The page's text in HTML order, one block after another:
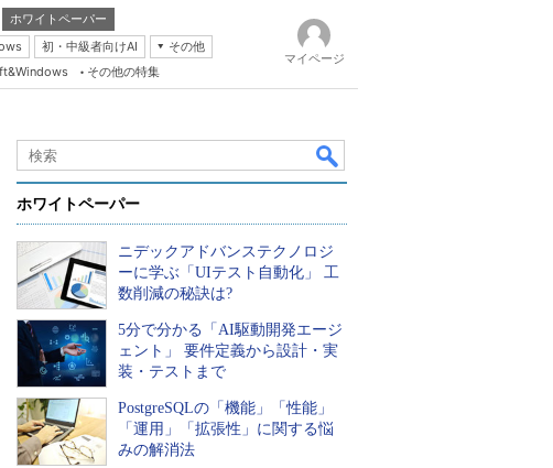
ホワイトペーパー
初・中級者向けAI
その他
Network
その他の特集
マイページ
ホワイトペーパー
ニデックアドバンステクノロジ
ーに学ぶ「UIテスト自動化」 工
数削減の秘訣は?
5分で分かる「AI駆動開発エージ
ェント」 要件定義から設計・実
装・テストまで
PostgreSQLの「機能」「性能」
「運用」「拡張性」に関する悩
みの解消法